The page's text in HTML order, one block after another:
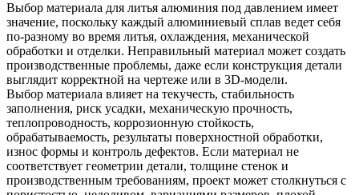
Выбор материала для литья алюминия под давлением имеет
значение, поскольку каждый алюминиевый сплав ведет себя
по-разному во время литья, охлаждения, механической
обработки и отделки. Неправильный материал может создать
производственные проблемы, даже если конструкция детали
выглядит корректной на чертеже или в 3D-модели.
Выбор материала влияет на текучесть, стабильность
заполнения, риск усадки, механическую прочность,
теплопроводность, коррозионную стойкость,
обрабатываемость, результаты поверхностной обработки,
износ формы и контроль дефектов. Если материал не
соответствует геометрии детали, толщине стенок и
производственным требованиям, проект может столкнуться с